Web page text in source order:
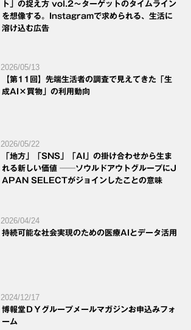
ト」の捉え方 vol.2～ターゲットのタイムライン
を想像する。Instagramで求められる、生活に
溶け込む広告
2026/05/13
【第11回】先端生活者の調査で見えてきた「生
成AI×買物」の利用動向
2026/05/22
「地方」「SNS」「AI」の掛け合わせから生ま
れる新しい価値 ──ソウルドアウトグループにJ
APAN SELECTがジョインしたことの意味
2026/04/24
持続可能な社会実現のための医療AIとデータ活用
2024/12/17
博報堂ＤＹグループメールマガジンお申込みフォ
ーム